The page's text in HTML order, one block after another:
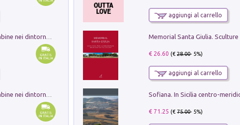
aggiungi al carrello
€ 26.60 (€28.00- 5%)
aggiungi al carrello
€ 71.25 (€75.00- 5%)